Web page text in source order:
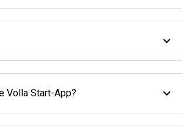
Volla Start-App?